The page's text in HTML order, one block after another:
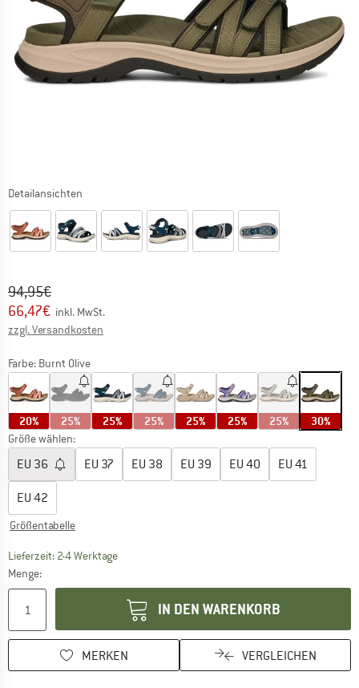
Detailansichten
Ursprünglicher Preis :
94,95€
Preis:
66,47€ inkl. MwSt.
zzgl. Versandkosten
Farbe: Burnt Olive
20% 25% 25% 25% 25% 25% 25% 30%
Größe wählen:
EU 36 EU 37 EU 38 EU 39 EU 40 EU 41
EU 42
Größentabelle
Lieferzeit: 2-4 WerktageDer Link öffnet sich in einer Infobox und
Menge:
IN DEN WARENKORB
MERKEN VERGLEICHEN